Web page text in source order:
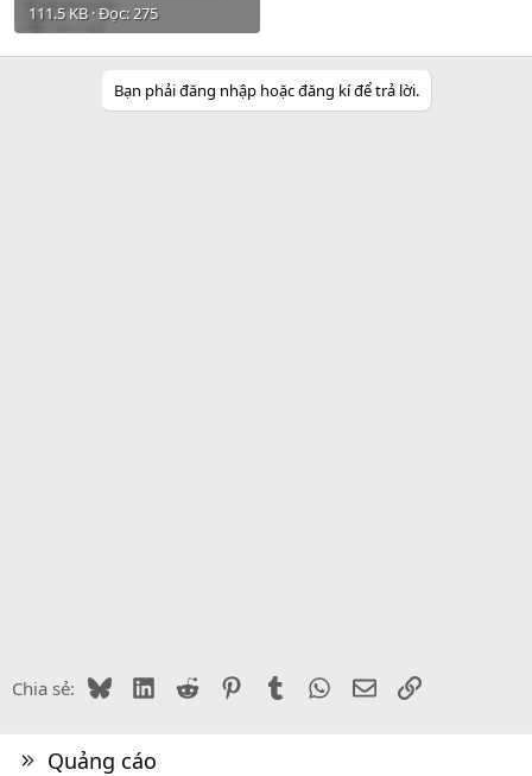
111.5 KB · Đọc: 275
Bạn phải đăng nhập hoặc đăng kí để trả lời.
Chia sẻ: BlueskyLinkedIn
Reddit PinterestTumblr WhatsApp
EmailLink
Quảng cáo